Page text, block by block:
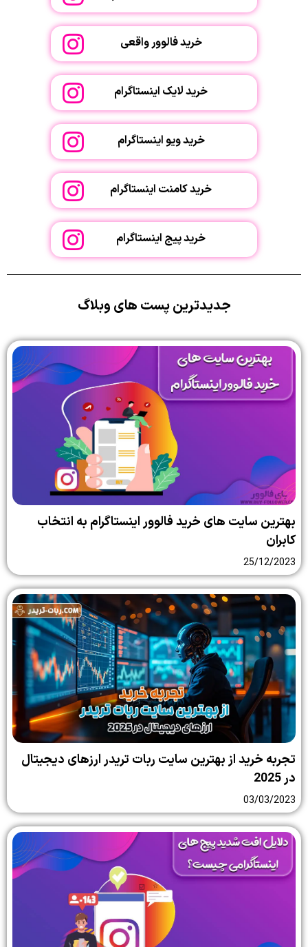
خرید فالوور واقعی
خرید لایک اینستاگرام
خرید ویو اینستاگرام
خرید کامنت اینستاگرام
خرید پیج اینستاگرام
جدیدترین پست های وبلاگ
بهترین سایت‌ های خرید فالوور اینستاگرام به انتخاب
کابران
25/12/2023
تجربه خرید از بهترین سایت ربات تریدر ارزهای دیجیتال
در 2025
03/03/2023